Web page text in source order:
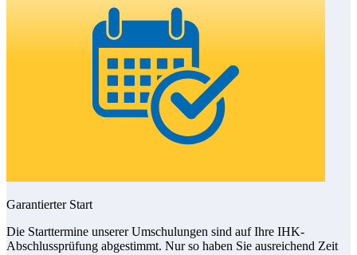
Garantierter Start
Die Starttermine unserer Umschulungen sind auf Ihre IHK-
Abschlussprüfung abgestimmt. Nur so haben Sie ausreichend Zeit